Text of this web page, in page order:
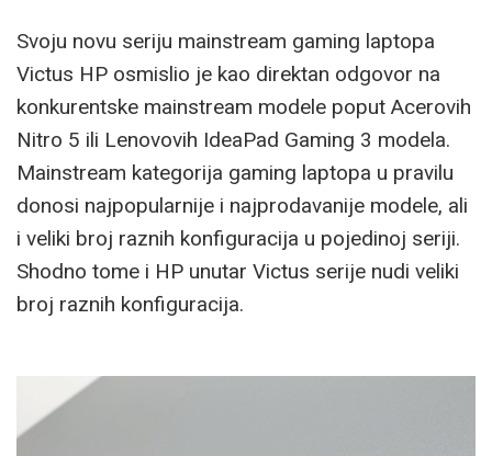
Svoju novu seriju mainstream gaming laptopa
Victus HP osmislio je kao direktan odgovor na
konkurentske mainstream modele poput Acerovih
Nitro 5 ili Lenovovih IdeaPad Gaming 3 modela.
Mainstream kategorija gaming laptopa u pravilu
donosi najpopularnije i najprodavanije modele, ali
i veliki broj raznih konfiguracija u pojedinoj seriji.
Shodno tome i HP unutar Victus serije nudi veliki
broj raznih konfiguracija.